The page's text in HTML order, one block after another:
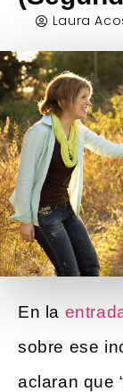
Laura
En la
sobre ese
aclaran que